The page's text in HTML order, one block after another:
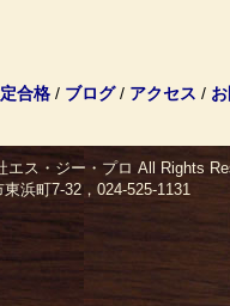
合格/ ブログ/ アクセス /
エス・ジー・プロ All Rights
浜町7-32，024-525-1131